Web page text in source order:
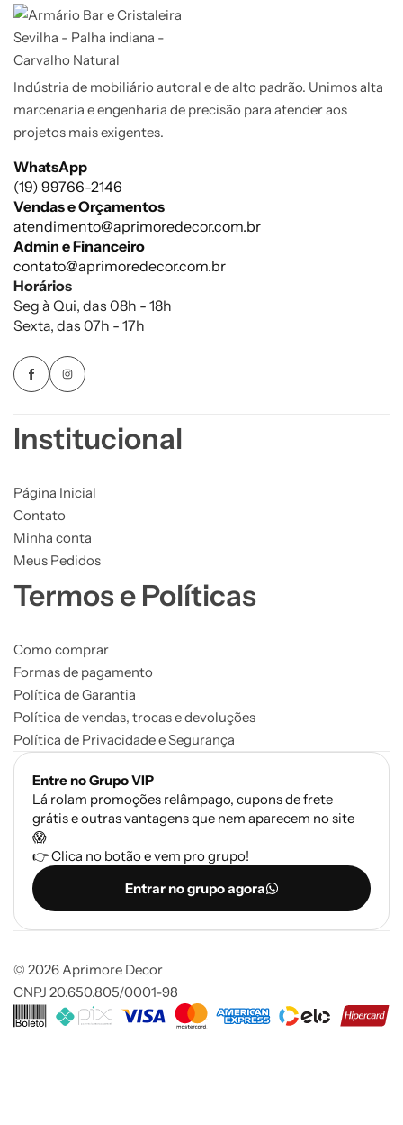
Indústria de mobiliário autoral e de alto padrão. Unimos alta
marcenaria e engenharia de precisão para atender aos
projetos mais exigentes.
WhatsApp
(19) 99766-2146
Vendas e Orçamentos
atendimento@aprimoredecor.com.br
Admin e Financeiro
contato@aprimoredecor.com.br
Horários
Seg à Qui, das 08h - 18h
Sexta, das 07h - 17h
Institucional
Página Inicial
Contato
Minha conta
Meus Pedidos
Termos e Políticas
Como comprar
Formas de pagamento
Política de Garantia
Política de vendas, trocas e devoluções
Política de Privacidade e Segurança
Entre no Grupo VIP
Lá rolam promoções relâmpago, cupons de frete
grátis e outras vantagens que nem aparecem no site
😱
👉 Clica no botão e vem pro grupo!
Entrar no grupo agora
© 2026 Aprimore Decor
CNPJ 20.650.805/0001-98